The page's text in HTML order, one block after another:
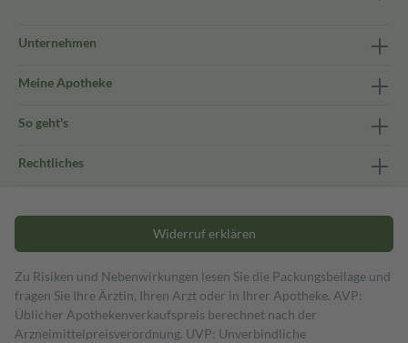
Unternehmen
Meine Apotheke
So geht's
Rechtliches
Widerruf erklären
Zu Risiken und Nebenwirkungen lesen Sie die Packungsbeilage und
fragen Sie Ihre Ärztin, Ihren Arzt oder in Ihrer Apotheke. AVP:
Üblicher Apothekenverkaufspreis berechnet nach der
Arzneimittelpreisverordnung. UVP: Unverbindliche